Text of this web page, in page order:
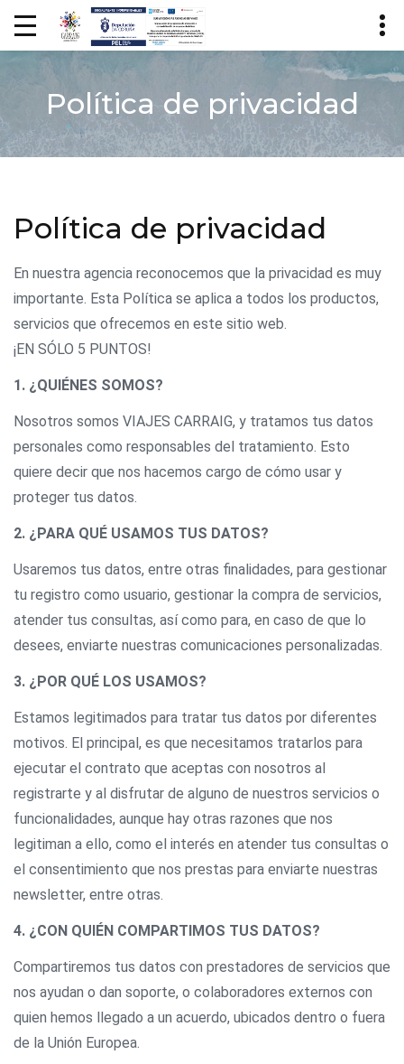
Política de privacidad
Política de privacidad
En nuestra agencia reconocemos que la privacidad es muy
importante. Esta Política se aplica a todos los productos,
servicios que ofrecemos en este sitio web.
¡EN SÓLO 5 PUNTOS!
1. ¿QUIÉNES SOMOS?
Nosotros somos VIAJES CARRAIG, y tratamos tus datos
personales como responsables del tratamiento. Esto
quiere decir que nos hacemos cargo de cómo usar y
proteger tus datos.
2. ¿PARA QUÉ USAMOS TUS DATOS?
Usaremos tus datos, entre otras finalidades, para gestionar
tu registro como usuario, gestionar la compra de servicios,
atender tus consultas, así como para, en caso de que lo
desees, enviarte nuestras comunicaciones personalizadas.
3. ¿POR QUÉ LOS USAMOS?
Estamos legitimados para tratar tus datos por diferentes
motivos. El principal, es que necesitamos tratarlos para
ejecutar el contrato que aceptas con nosotros al
registrarte y al disfrutar de alguno de nuestros servicios o
funcionalidades, aunque hay otras razones que nos
legitiman a ello, como el interés en atender tus consultas o
el consentimiento que nos prestas para enviarte nuestras
newsletter, entre otras.
4. ¿CON QUIÉN COMPARTIMOS TUS DATOS?
Compartiremos tus datos con prestadores de servicios que
nos ayudan o dan soporte, o colaboradores externos con
quien hemos llegado a un acuerdo, ubicados dentro o fuera
de la Unión Europea.